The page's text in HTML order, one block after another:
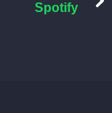
Spotify